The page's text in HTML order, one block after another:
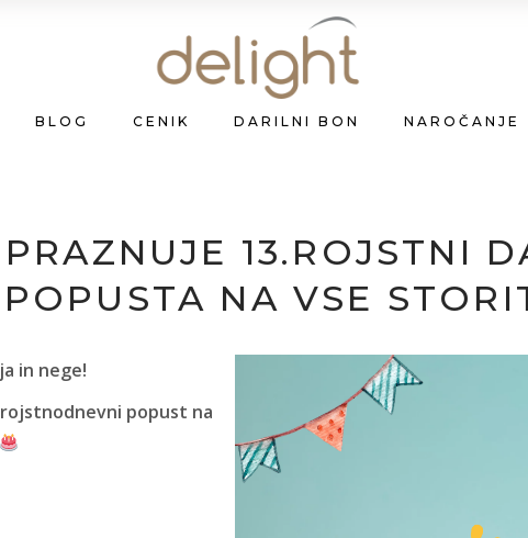
BLOG CENIK DARILNI BON NAROČANJE
13.ROJSTNI
NA VSE
in nege!
rojstnodnevni popust na